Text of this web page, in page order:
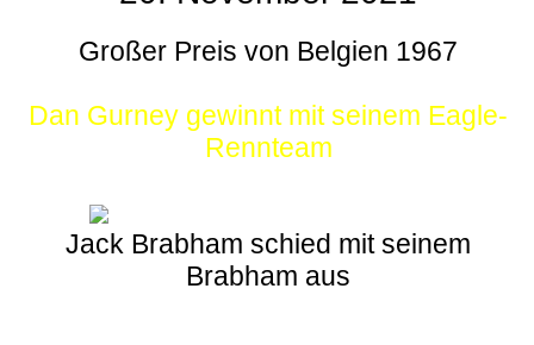
Großer Preis von Belgien 1967
Dan Gurney gewinnt mit seinem Eagle-
Rennteam
Jack Brabham schied mit seinem
Brabham aus